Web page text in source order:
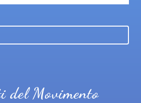
del Movimento